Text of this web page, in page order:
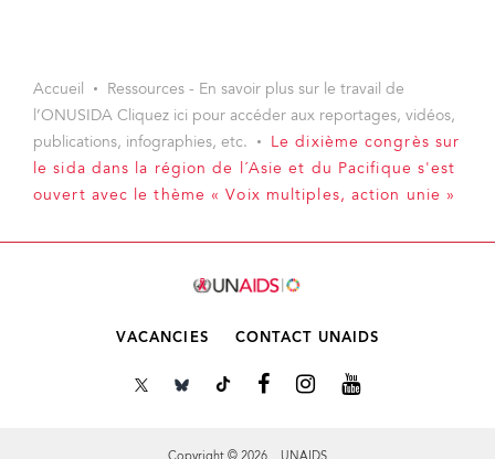
Accueil
Ressources - En savoir plus sur le travail de
l’ONUSIDA Cliquez ici pour accéder aux reportages, vidéos,
publications, infographies, etc.
Le dixième congrès sur
le sida dans la région de l´Asie et du Pacifique s'est
ouvert avec le thème « Voix multiples, action unie »
VACANCIES CONTACT UNAIDS